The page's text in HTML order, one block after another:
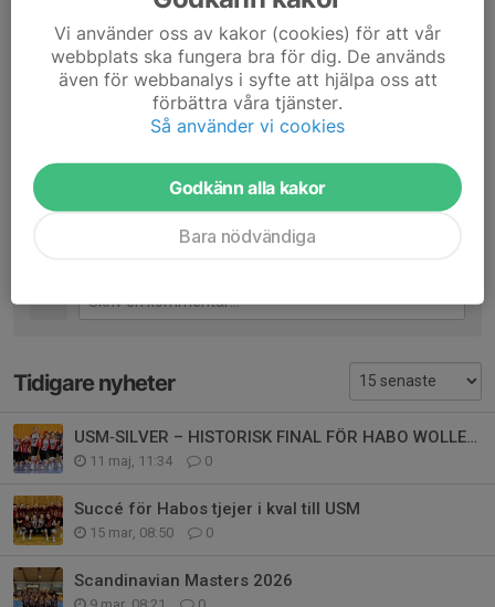
Grattis och grymt bra kämpat, Aprilia, Elin, Emma, Ester, Frida,
Lisa, Lovis, Matilda, My, Olivia och Zelma!
Dela nyhet
Kommentarer
Tidigare nyheter
USM‑SILVER – HISTORISK FINAL FÖR HABO WOLLEYS TJEJER
11 maj, 11:34 0
Succé för Habos tjejer i kval till USM
15 mar, 08:50 0
Scandinavian Masters 2026
Vi använder oss av kakor (cookies) för att vår
webbplats ska fungera bra för dig. De används
även för webbanalys i syfte att hjälpa oss att
förbättra våra tjänster.
Så använder vi cookies
Godkänn alla kakor
Bara nödvändiga